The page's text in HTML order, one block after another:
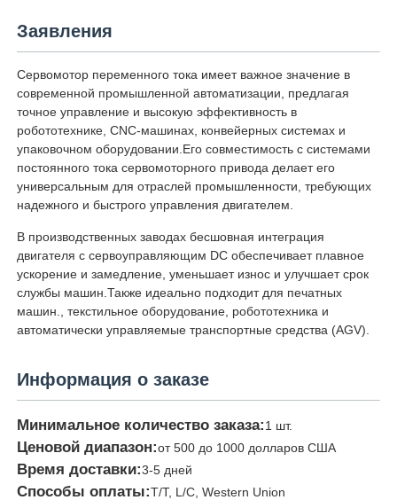
Заявления
Сервомотор переменного тока имеет важное значение в
современной промышленной автоматизации, предлагая
точное управление и высокую эффективность в
робототехнике, CNC-машинах, конвейерных системах и
упаковочном оборудовании.Его совместимость с системами
постоянного тока сервомоторного привода делает его
универсальным для отраслей промышленности, требующих
надежного и быстрого управления двигателем.
В производственных заводах бесшовная интеграция
двигателя с сервоуправляющим DC обеспечивает плавное
ускорение и замедление, уменьшает износ и улучшает срок
службы машин.Также идеально подходит для печатных
машин., текстильное оборудование, робототехника и
автоматически управляемые транспортные средства (AGV).
Информация о заказе
Минимальное количество заказа:1 шт.
Ценовой диапазон:от 500 до 1000 долларов США
Время доставки:3-5 дней
Способы оплаты:T/T, L/C, Western Union